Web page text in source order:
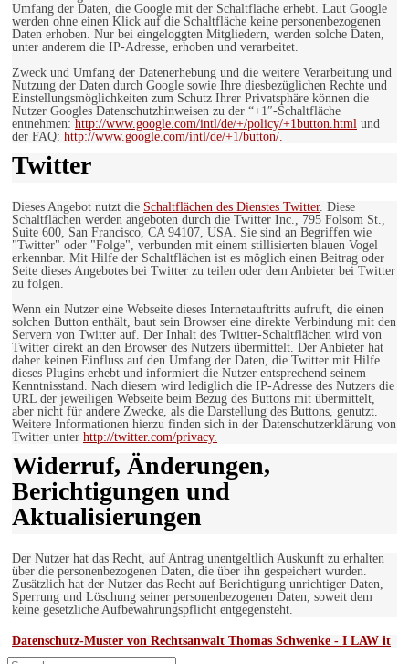
Umfang der Daten, die Google mit der Schaltfläche erhebt. Laut Google
werden ohne einen Klick auf die Schaltfläche keine personenbezogenen
Daten erhoben. Nur bei eingeloggten Mitgliedern, werden solche Daten,
unter anderem die IP-Adresse, erhoben und verarbeitet.
Zweck und Umfang der Datenerhebung und die weitere Verarbeitung und
Nutzung der Daten durch Google sowie Ihre diesbezüglichen Rechte und
Einstellungsmöglichkeiten zum Schutz Ihrer Privatsphäre können die
Nutzer Googles Datenschutzhinweisen zu der “+1″-Schaltfläche
entnehmen: http://www.google.com/intl/de/+/policy/+1button.html und
der FAQ: http://www.google.com/intl/de/+1/button/.
Twitter
Dieses Angebot nutzt die Schaltflächen des Dienstes Twitter. Diese
Schaltflächen werden angeboten durch die Twitter Inc., 795 Folsom St.,
Suite 600, San Francisco, CA 94107, USA. Sie sind an Begriffen wie
"Twitter" oder "Folge", verbunden mit einem stillisierten blauen Vogel
erkennbar. Mit Hilfe der Schaltflächen ist es möglich einen Beitrag oder
Seite dieses Angebotes bei Twitter zu teilen oder dem Anbieter bei Twitter
zu folgen.
Wenn ein Nutzer eine Webseite dieses Internetauftritts aufruft, die einen
solchen Button enthält, baut sein Browser eine direkte Verbindung mit den
Servern von Twitter auf. Der Inhalt des Twitter-Schaltflächen wird von
Twitter direkt an den Browser des Nutzers übermittelt. Der Anbieter hat
daher keinen Einfluss auf den Umfang der Daten, die Twitter mit Hilfe
dieses Plugins erhebt und informiert die Nutzer entsprechend seinem
Kenntnisstand. Nach diesem wird lediglich die IP-Adresse des Nutzers die
URL der jeweiligen Webseite beim Bezug des Buttons mit übermittelt,
aber nicht für andere Zwecke, als die Darstellung des Buttons, genutzt.
Weitere Informationen hierzu finden sich in der Datenschutzerklärung von
Twitter unter http://twitter.com/privacy.
Widerruf, Änderungen,
Berichtigungen und
Aktualisierungen
Der Nutzer hat das Recht, auf Antrag unentgeltlich Auskunft zu erhalten
über die personenbezogenen Daten, die über ihn gespeichert wurden.
Zusätzlich hat der Nutzer das Recht auf Berichtigung unrichtiger Daten,
Sperrung und Löschung seiner personenbezogenen Daten, soweit dem
keine gesetzliche Aufbewahrungspflicht entgegensteht.
Datenschutz-Muster von Rechtsanwalt Thomas Schwenke - I LAW it